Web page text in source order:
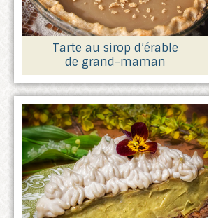
Tarte au sirop d’érable
de grand-maman